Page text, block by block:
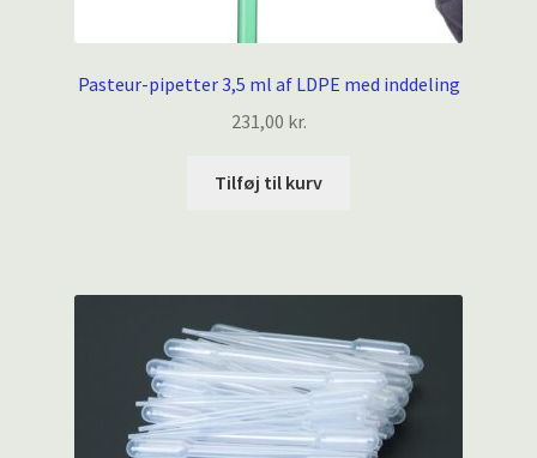
Pasteur-pipetter 3,5 ml af LDPE med inddeling
231,00 kr.
Tilføj til kurv